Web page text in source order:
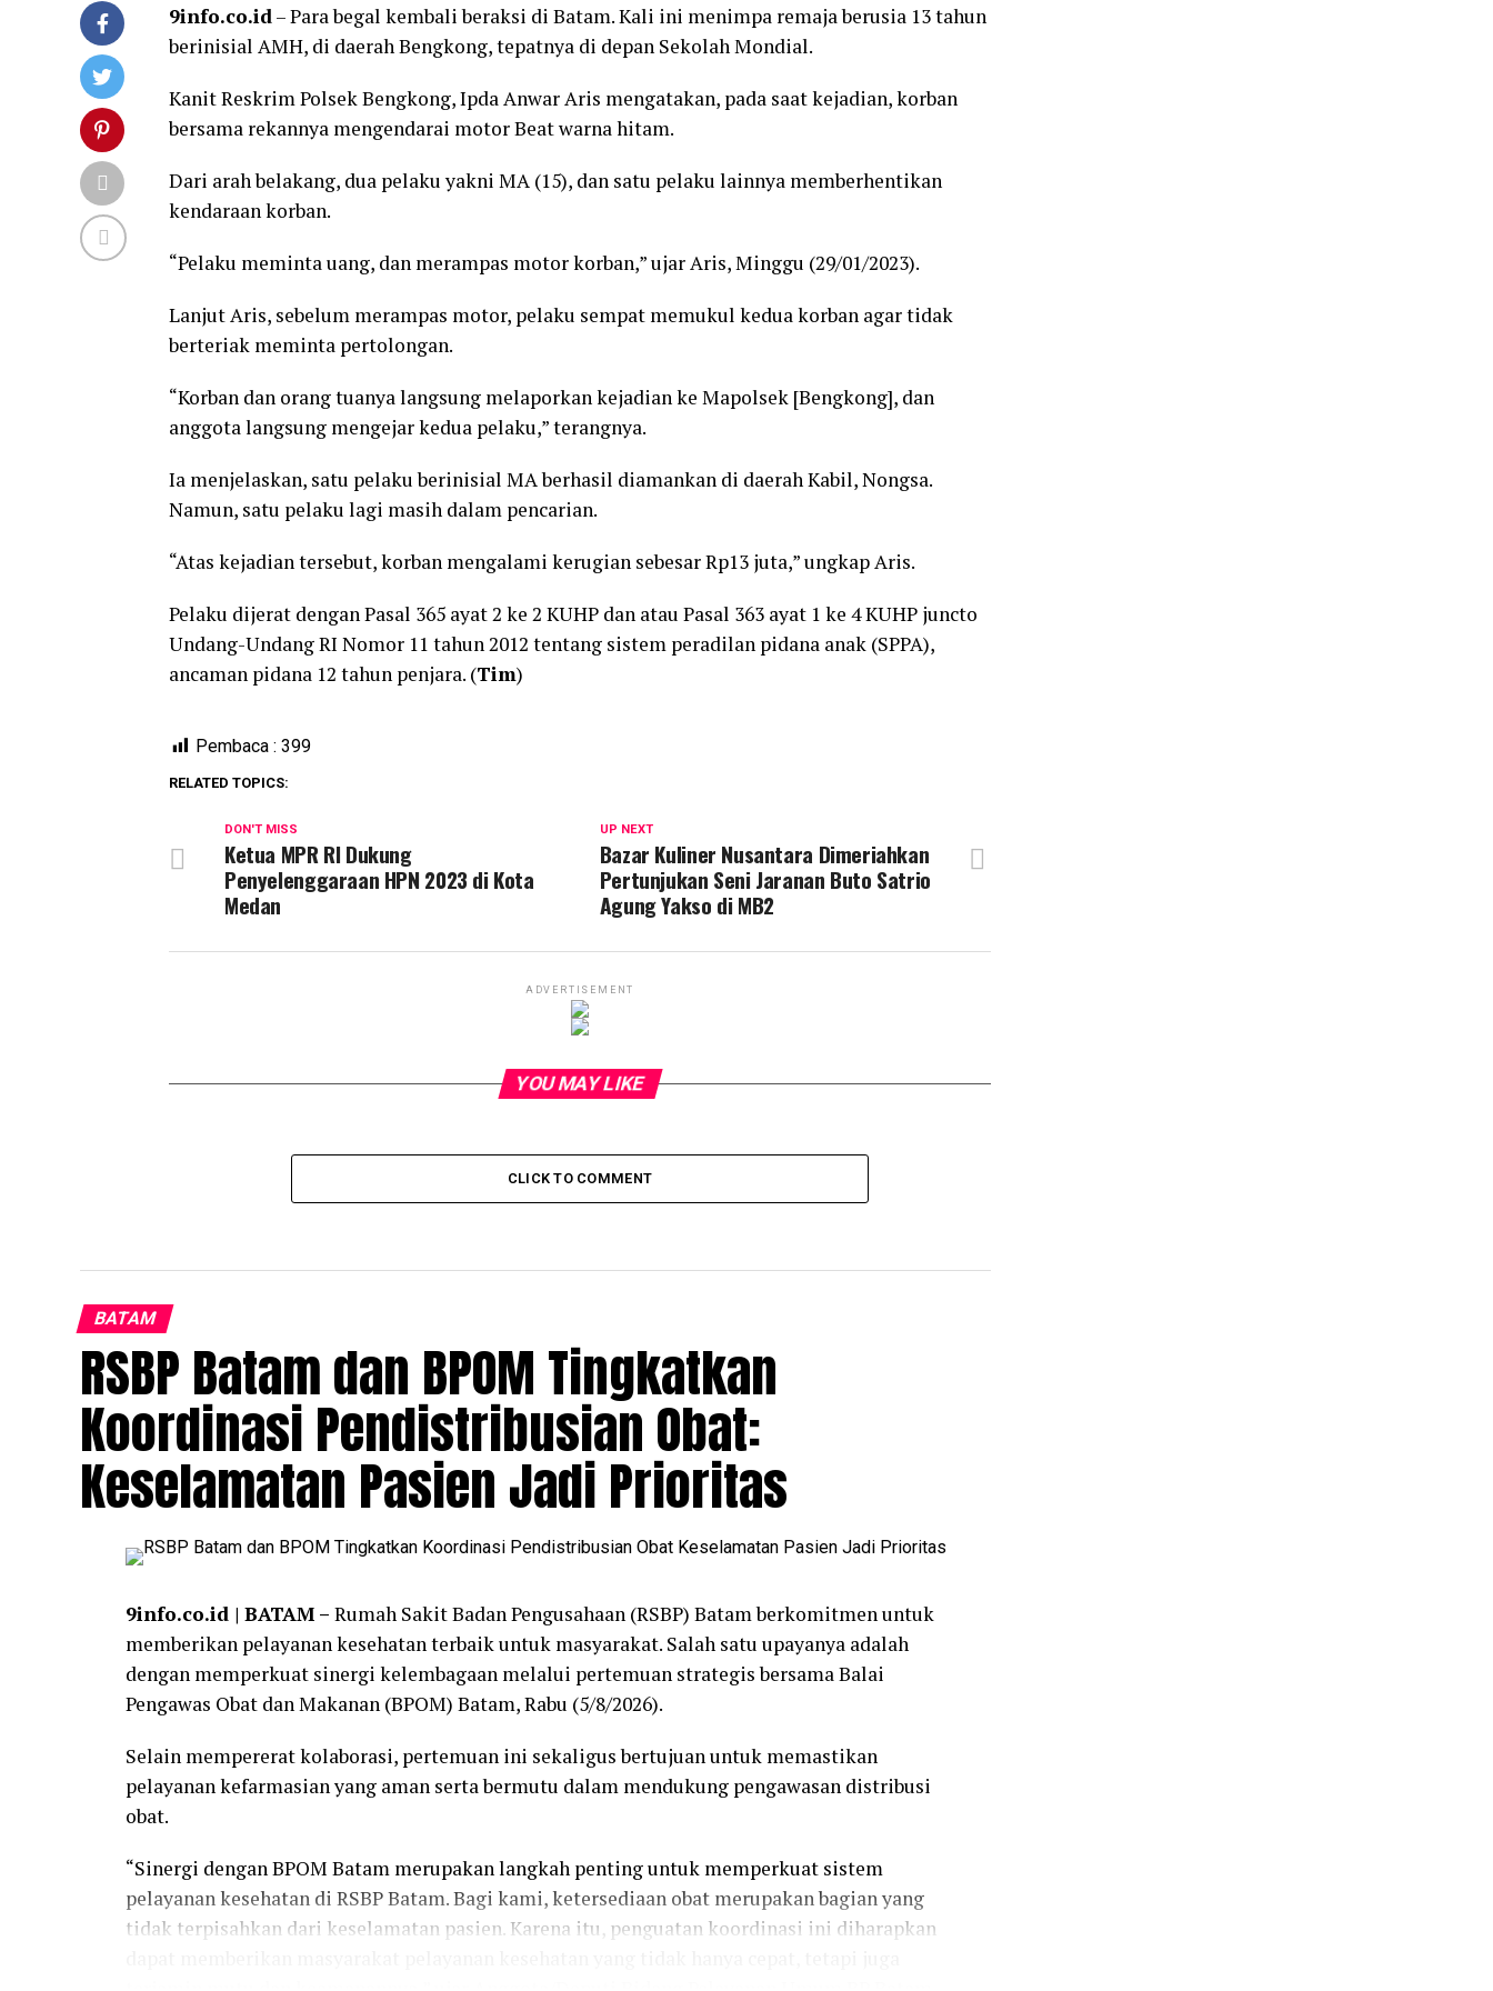
9info.co.id– Para begal kembali beraksi di Batam. Kali ini menimpa remaja berusia 13 tahun
berinisial AMH, di daerah Bengkong, tepatnya di depan Sekolah Mondial.
Kanit Reskrim Polsek Bengkong, Ipda Anwar Aris mengatakan, pada saat kejadian, korban
bersama rekannya mengendarai motor Beat warna hitam.
Dari arah belakang, dua pelaku yakni MA (15), dan satu pelaku lainnya memberhentikan
kendaraan korban.
“Pelaku meminta uang, dan merampas motor korban,” ujar Aris, Minggu (29/01/2023).
Lanjut Aris, sebelum merampas motor, pelaku sempat memukul kedua korban agar tidak
berteriak meminta pertolongan.
“Korban dan orang tuanya langsung melaporkan kejadian ke Mapolsek [Bengkong], dan
anggota langsung mengejar kedua pelaku,” terangnya.
Ia menjelaskan, satu pelaku berinisial MA berhasil diamankan di daerah Kabil, Nongsa.
Namun, satu pelaku lagi masih dalam pencarian.
“Atas kejadian tersebut, korban mengalami kerugian sebesar Rp13 juta,” ungkap Aris.
Pelaku dijerat dengan Pasal 365 ayat 2 ke 2 KUHP dan atau Pasal 363 ayat 1 ke 4 KUHP juncto
Undang-Undang RI Nomor 11 tahun 2012 tentang sistem peradilan pidana anak (SPPA),
ancaman pidana 12 tahun penjara. (Tim)
Pembaca : 399
RELATED TOPICS:
UP NEXT
Bazar Kuliner Nusantara Dimeriahkan
Pertunjukan Seni Jaranan Buto Satrio
Agung Yakso di MB2
DON'T MISS
Ketua MPR RI Dukung
Penyelenggaraan HPN 2023 di Kota
Medan
ADVERTISEMENT
YOU MAY LIKE
CLICK TO COMMENT
BATAM
RSBP Batam dan BPOM Tingkatkan
Koordinasi Pendistribusian Obat:
Keselamatan Pasien Jadi Prioritas
9info.co.id | BATAM – Rumah Sakit Badan Pengusahaan (RSBP) Batam berkomitmen untuk
memberikan pelayanan kesehatan terbaik untuk masyarakat. Salah satu upayanya adalah
dengan memperkuat sinergi kelembagaan melalui pertemuan strategis bersama Balai
Pengawas Obat dan Makanan (BPOM) Batam, Rabu (5/8/2026).
Selain mempererat kolaborasi, pertemuan ini sekaligus bertujuan untuk memastikan
pelayanan kefarmasian yang aman serta bermutu dalam mendukung pengawasan distribusi
obat.
“Sinergi dengan BPOM Batam merupakan langkah penting untuk memperkuat sistem
pelayanan kesehatan di RSBP Batam. Bagi kami, ketersediaan obat merupakan bagian yang
tidak terpisahkan dari keselamatan pasien. Karena itu, penguatan koordinasi ini diharapkan